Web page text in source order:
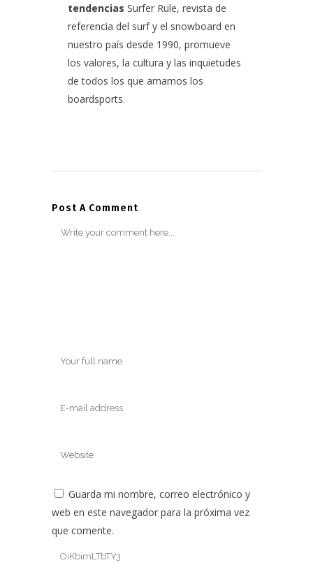
tendencias Surfer Rule, revista de
referencia del surf y el snowboard en
nuestro país desde 1990, promueve
los valores, la cultura y las inquietudes
de todos los que amamos los
boardsports.
Post A Comment
Guarda mi nombre, correo electrónico y
web en este navegador para la próxima vez
que comente.